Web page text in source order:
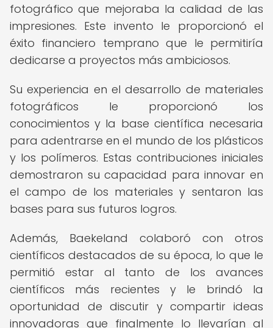
fotográfico que mejoraba la calidad de las
impresiones. Este invento le proporcionó el
éxito financiero temprano que le permitiría
dedicarse a proyectos más ambiciosos.
Su experiencia en el desarrollo de materiales
fotográficos le proporcionó los
conocimientos y la base científica necesaria
para adentrarse en el mundo de los plásticos
y los polímeros. Estas contribuciones iniciales
demostraron su capacidad para innovar en
el campo de los materiales y sentaron las
bases para sus futuros logros.
Además, Baekeland colaboró con otros
científicos destacados de su época, lo que le
permitió estar al tanto de los avances
científicos más recientes y le brindó la
oportunidad de discutir y compartir ideas
innovadoras que finalmente lo llevarían al